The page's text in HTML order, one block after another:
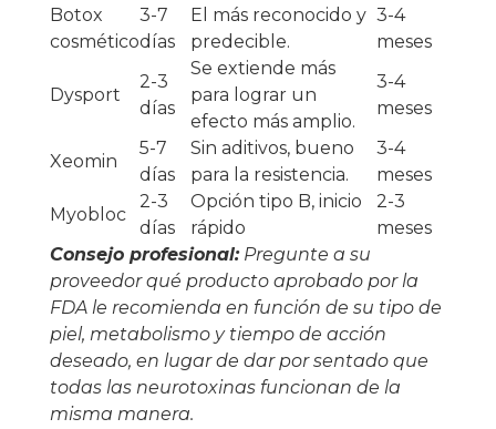
Botox
cosmético
3-7
días
El más reconocido y
predecible.
3-4
meses
Dysport
2-3
días
Se extiende más
para lograr un
efecto más amplio.
3-4
meses
Xeomin
5-7
días
Sin aditivos, bueno
para la resistencia.
3-4
meses
Myobloc
2-3
días
Opción tipo B, inicio
rápido
2-3
meses
Consejo profesional: Pregunte a su
proveedor qué producto aprobado por la
FDA le recomienda en función de su tipo de
piel, metabolismo y tiempo de acción
deseado, en lugar de dar por sentado que
todas las neurotoxinas funcionan de la
misma manera.